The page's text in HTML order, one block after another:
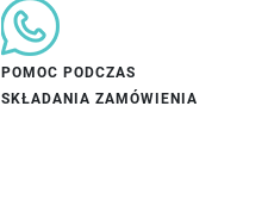
POMOC PODCZAS
SKŁADANIA ZAMÓWIENIA